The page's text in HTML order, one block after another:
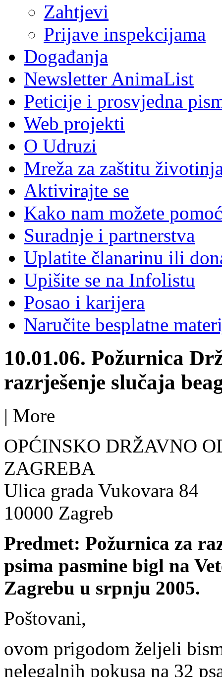
Zahtjevi
Prijave inspekcijama
Događanja
Newsletter AnimaList
Peticije i prosvjedna
Web projekti
O Udruzi
Mreža za zaštitu
Aktivirajte se
Kako nam možete
Suradnje i partnerstva
Uplatite članarinu ili
Upišite se na Infolistu
Posao i karijera
Naručite besplatne
10.01.06. Požurnica
razrješenje slučaja
| More
OPĆINSKO DRŽAVNO
ZAGREBA
Ulica grada Vukovara 84
10000 Zagreb
Predmet: Požurnica za
psima pasmine bigl na
Zagrebu u srpnju 2005.
Poštovani,
ovom prigodom željeli
nelegalnih pokusa na 32